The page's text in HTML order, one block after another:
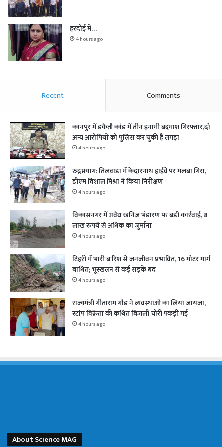
हरदोई में…
4 hours ago
Recent Comments
कानपुर में डकैती कांड में तीन इनामी बदमाश गिरफ्तार,दो
अन्य आरोपियों को पुलिस कर चुकी है लंगड़ा
4 hours ago
रुद्रप्रयाग: तिलवाड़ा में केदारनाथ हाईवे पर मलबा गिरा,
डीएम विशाल मिश्रा ने किया निरीक्षण
4 hours ago
विकासनगर में अवैध खनिज भंडारण पर बड़ी कार्रवाई, 8
लाख रुपये से अधिक का जुर्माना
4 hours ago
टिहरी में भारी बारिश से जनजीवन प्रभावित, 16 मोटर मार्ग
बाधित; भूस्खलन से कई सड़कें बंद
4 hours ago
राज्यमंत्री गीताराम गौड़ ने व्यवस्थाओं का लिया जायजा,
स्टांप विक्रेता की कथित बिजली चोरी पकड़ी गई
4 hours ago
About Science MAG